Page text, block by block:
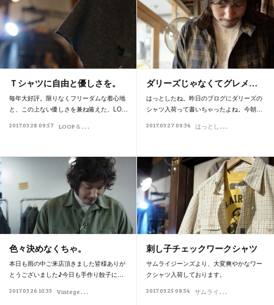
Ｔシャツに自由と優しさを。
毎年大好評。限りなくフリーダムな着心地
と、この上ない優しさを兼ね備えた、LO…
2017.03.28 09:57
L
OOP＆WEFT ループアンドウェフト
ダリーズじゃなくてグレメ…
はっとしたね。昨日のブログにダリーズの
シャツ入荷って書いちゃったよね。今朝…
2017.03.27 09:34
は
っとした。
色々決めなくちゃ。
本日も雨の中ご来店頂きました皆様ありが
とうございました♪今日も手作り餃子に…
2017.03.26 10:33
V
integeWorks
刺し子チェックワークシャツ
サムライジーンズより、大変爽やかなワー
クシャツ入荷しております。
2017.03.25 08:54
サ
ムライジーンズ